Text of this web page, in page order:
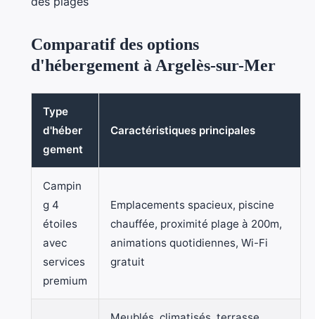
Comparatif des options
d'hébergement à Argelès-sur-Mer
Type
d'héber
gement
Caractéristiques principales
Campin
g 4
étoiles
avec
services
premium
Emplacements spacieux, piscine
chauffée, proximité plage à 200m,
animations quotidiennes, Wi-Fi
gratuit